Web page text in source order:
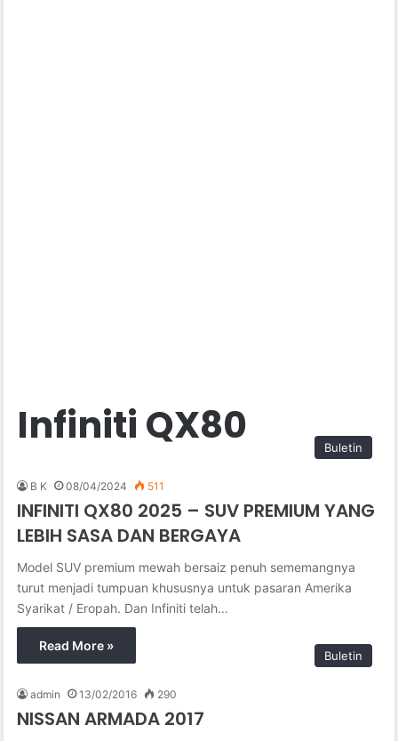
Infiniti QX80 Buletin
B K 08/04/2024 511
INFINITI QX80 2025 – SUV PREMIUM YANG
LEBIH SASA DAN BERGAYA
Model SUV premium mewah bersaiz penuh sememangnya
turut menjadi tumpuan khususnya untuk pasaran Amerika
Syarikat / Eropah. Dan Infiniti telah…
Read More »
Buletin
admin 13/02/2016 290
NISSAN ARMADA 2017